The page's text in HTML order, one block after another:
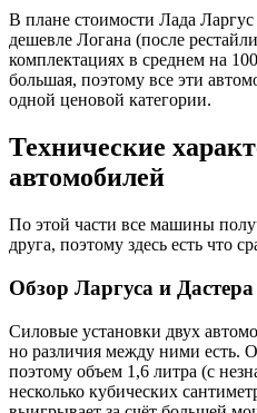
В плане стоимости Лада
дешевле Логана (после
комплектациях в среднем на
большая, поэтому все эти
одной ценовой категории.
Технические
автомобилей
По этой части все машины
друга, поэтому здесь есть что
Обзор Ларгуса и Дастера
Силовые установки двух
но различия между ними
поэтому объем 1,6 литра (с
несколько кубических